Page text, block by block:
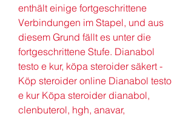
enthält einige fortgeschrittene
Verbindungen im Stapel, und aus
diesem Grund fällt es unter die
fortgeschrittene Stufe. Dianabol
testo e kur, köpa steroider säkert -
Köp steroider online Dianabol testo
e kur Köpa steroider dianabol,
clenbuterol, hgh, anavar,